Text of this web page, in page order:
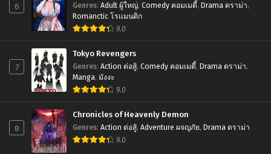
6 Genres: Adult ผู้ใหญ่, Comedy คอมเมดี้, Drama ดราม่า,
Romanctic โรเเมนติก
9.0
7
Tokyo Revengers
Genres: Action ต่อสู้, Comedy คอมเมดี้, Drama ดราม่า,
Manga, มังงะ
9.0
8
Chronicles of Heavenly Demon
Genres: Action ต่อสู้, Adventure ผจญภัย, Drama ดราม่า
9.0